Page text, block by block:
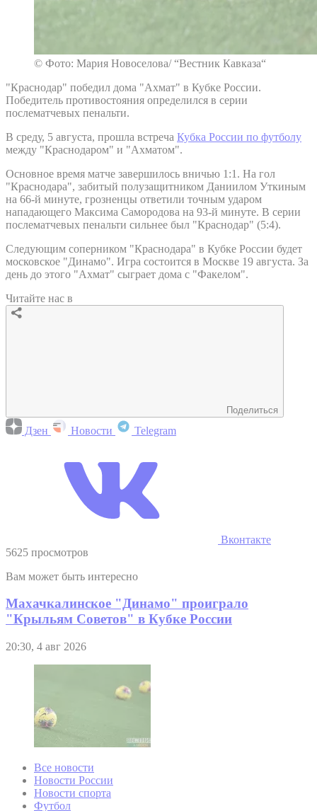
© Фото: Мария Новоселова/ “Вестник Кавказа“
"Краснодар" победил дома "Ахмат" в Кубке России.
Победитель противостояния определился в серии
послематчевых пенальти.
В среду, 5 августа, прошла встреча Кубка России по футболу
между "Краснодаром" и "Ахматом".
Основное время матче завершилось вничью 1:1. На гол
"Краснодара", забитый полузащитником Даниилом Уткиным
на 66-й минуте, грозненцы ответили точным ударом
нападающего Максима Самородова на 93-й минуте. В серии
послематчевых пенальти сильнее был "Краснодар" (5:4).
Следующим соперником "Краснодара" в Кубке России будет
московское "Динамо". Игра состоится в Москве 19 августа. За
день до этого "Ахмат" сыграет дома с "Факелом".
Читайте нас в
Поделиться
Дзен Новости Telegram
Вконтакте
5625 просмотров
Вам может быть интересно
Махачкалинское "Динамо" проиграло
"Крыльям Советов" в Кубке России
20:30, 4 авг 2026
Все новости
Новости России
Новости спорта
Футбол